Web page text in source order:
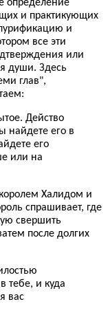
и практикующих
и
все эти
или
души. Здесь
глав",
Действо
найдете его в
его
или на
Халидом и
спрашивает, где
свершить
после долгих
тебе, и куда
вас